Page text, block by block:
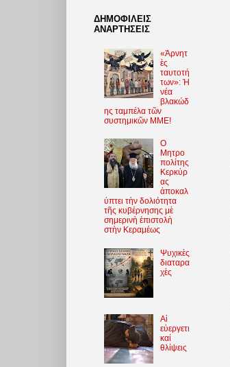
ΔΗΜΟΦΙΛΕΙΣ
ΑΝΑΡΤΗΣΕΙΣ
«Ἀρνητ
ὲς
ταυτοτή
των»: Ἡ
νέα
βλακώδ
ης ταμπέλα τῶν
συστημικῶν ΜΜΕ!
O
Μητρο
πολίτης
Κερκύρ
ας
ἀποκαλ
ύπτει τὴν δολιότητα
τῆς κυβέρνησης μὲ
σημερινὴ ἐπιστολὴ
στὴν Κεραμέως
Ψυχικὲς
διαταρα
χὲς
Αἱ
εὐεργετι
καί
θλίψεις